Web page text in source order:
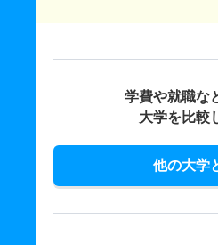
学費や就職な
大学を比較
他の大学